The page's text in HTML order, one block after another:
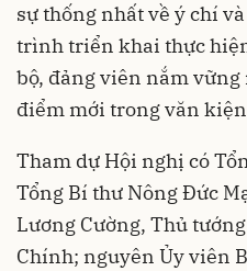
sự thống nhất về ý chí
trình triển khai thực
bộ, đảng viên nắm
điểm mới trong văn
Tham dự Hội nghị có
Tổng Bí thư Nông Đức
Lương Cường, Thủ
Chính; nguyên Ủy viên